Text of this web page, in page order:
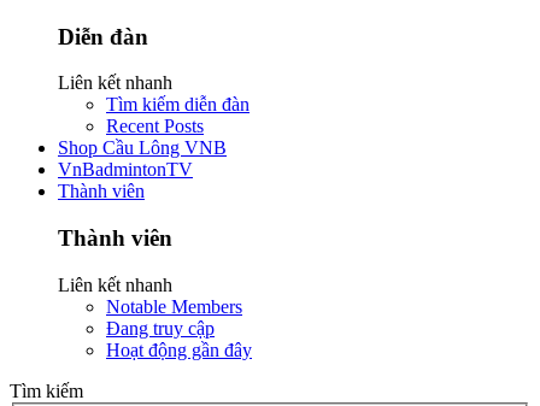
Diễn đàn
Liên kết nhanh
Tìm kiếm diễn đàn
Recent Posts
Shop Cầu Lông VNB
VnBadmintonTV
Thành viên
Thành viên
Liên kết nhanh
Notable Members
Đang truy cập
Hoạt động gần đây
Tìm kiếm